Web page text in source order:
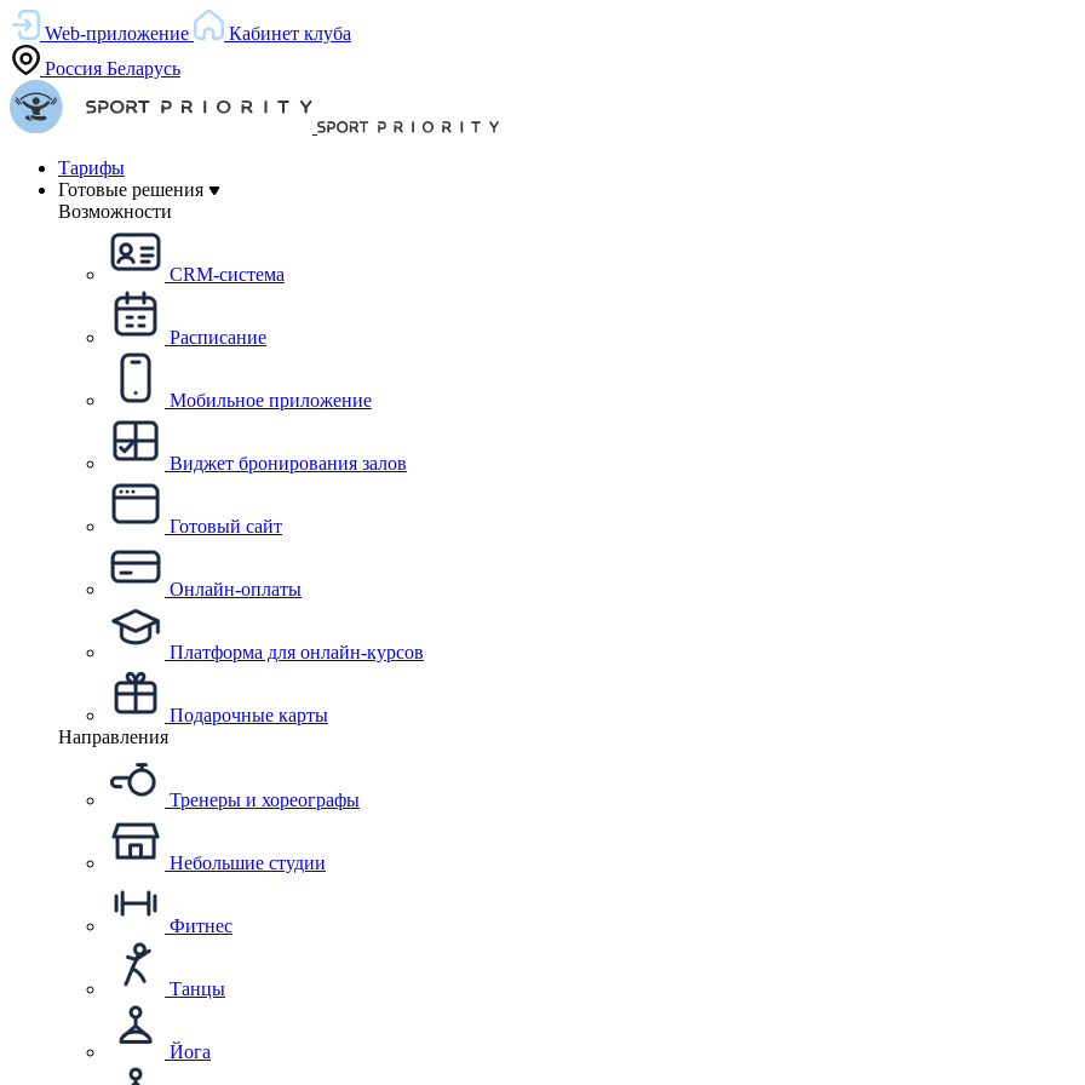
Web-приложение
Кабинет клуба
Россия Беларусь
Тарифы
Готовые решения
Возможности
CRM-система
Расписание
Мобильное приложение
Виджет бронирования залов
Готовый сайт
Онлайн-оплаты
Платформа для онлайн-курсов
Подарочные карты
Направления
Тренеры и хореографы
Небольшие студии
Фитнес
Танцы
Йога